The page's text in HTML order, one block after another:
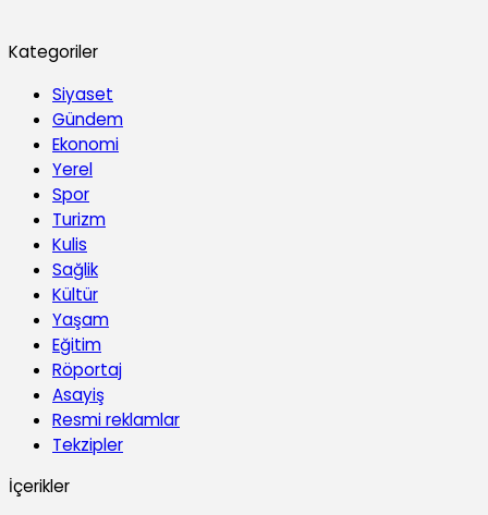
Kategoriler
Siyaset
Gündem
Ekonomi
Yerel
Spor
Turizm
Kulis
Sağlik
Kültür
Yaşam
Eğitim
Röportaj
Asayiş
Resmi reklamlar
Tekzipler
İçerikler